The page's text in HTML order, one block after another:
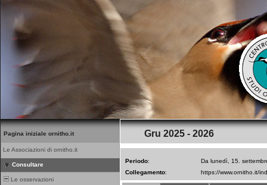
Pagina iniziale ornitho.it
Le Associazioni di ornitho.it
Consultare
Le osservazioni
Gru 2025 - 2026
Periodo:
Da lunedì, 15.
Collegamento: